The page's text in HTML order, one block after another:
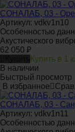
СОНАЛАБ, 03 -
Артикул: vdkv1n10
Особенностью
Акустического
62 050 ₽
Купить в 1
В наличии
Быстрый просмотр
В избранное
СОНАЛАБ, 03 -
Артикул: vdkv1n11
Особенностью